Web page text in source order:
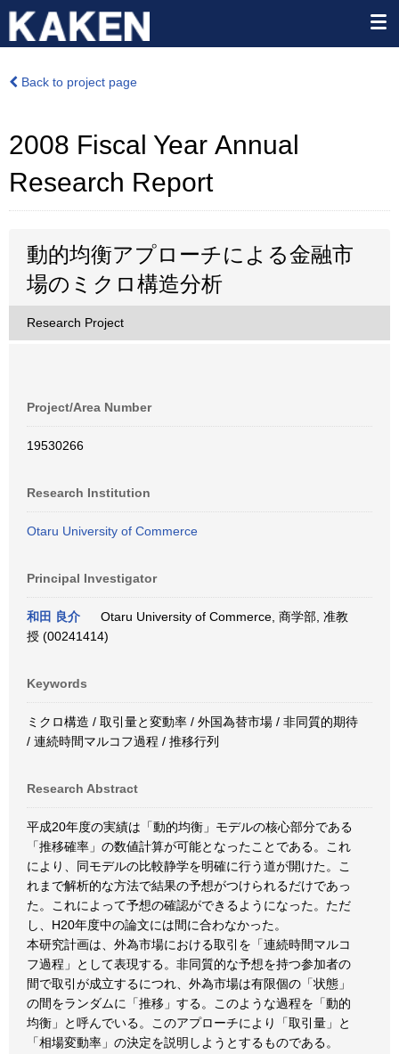
Back to project page
2008 Fiscal Year Annual
Research Report
動的均衡アプローチによる金融市
場のミクロ構造分析
Research Project
Project/Area Number
19530266
Research Institution
Otaru University of Commerce
Principal Investigator
和田 良介
Otaru University of Commerce, 商学部, 准教
授 (00241414)
Keywords
ミクロ構造 / 取引量と変動率 / 外国為替市場 / 非同質的期待
/ 連続時間マルコフ過程 / 推移行列
Research Abstract
平成20年度の実績は「動的均衡」モデルの核心部分である
「推移確率」の数値計算が可能となったことである。これ
により、同モデルの比較静学を明確に行う道が開けた。こ
れまで解析的な方法で結果の予想がつけられるだけであっ
た。これによって予想の確認ができるようになった。ただ
し、H20年度中の論文には間に合わなかった。
本研究計画は、外為市場における取引を「連続時間マルコ
フ過程」として表現する。非同質的な予想を持つ参加者の
間で取引が成立するにつれ、外為市場は有限個の「状態」
の間をランダムに「推移」する。このような過程を「動的
均衡」と呼んでいる。このアプローチにより「取引量」と
「相場変動率」の決定を説明しようとするものである。